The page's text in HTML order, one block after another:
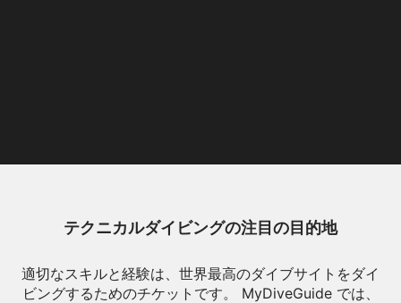
テクニカルダイビングの注目の目的地
適切なスキルと経験は、世界最高のダイブサイトをダイ
ビングするためのチケットです。 MyDiveGuide では、